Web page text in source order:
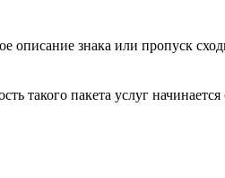
описание знака или пропуск
такого пакета услуг